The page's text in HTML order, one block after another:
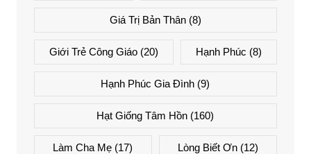
Giá Trị Bản Thân(8)
Giới Trẻ Công Giáo(20) Hạnh Phúc (8)
Hạnh Phúc Gia Đình (9)
Hạt Giống Tâm Hồn (160)
Làm Cha Mẹ (17) Lòng Biết Ơn(12)